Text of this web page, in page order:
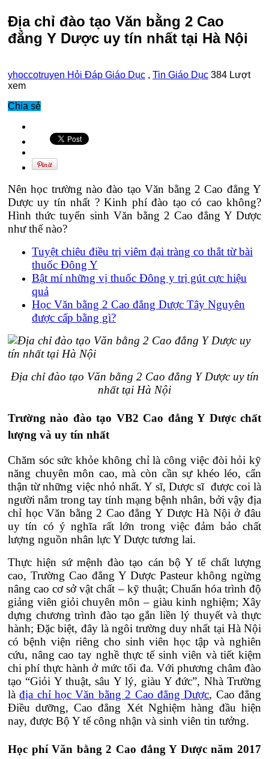
Địa chỉ đào tạo Văn bằng 2 Cao
đẳng Y Dược uy tín nhất tại Hà Nội
yhoccotruyen Hỏi Đáp Giáo Dục , Tin Giáo Dục 384 Lượt
xem
Chia sẻ
Nên học trường nào đào tạo Văn bằng 2 Cao đẳng Y
Dược uy tín nhất ? Kinh phí đào tạo có cao không?
Hình thức tuyển sinh Văn bằng 2 Cao đẳng Y Dược
như thế nào?
Tuyệt chiêu điều trị viêm đại tràng co thắt từ bài
thuốc Đông Y
Bật mí những vị thuốc Đông y trị gút cực hiệu
quả
Học Văn bằng 2 Cao đẳng Dược Tây Nguyên
được cấp bằng gì?
Địa chỉ đào tạo Văn bằng 2 Cao đẳng Y Dược uy tín
nhất tại Hà Nội
Trường nào đào tạo VB2 Cao đẳng Y Dược chất
lượng và uy tín nhất
Chăm sóc sức khỏe không chỉ là công việc đòi hỏi kỹ
năng chuyên môn cao, mà còn cần sự khéo léo, cẩn
thận từ những việc nhỏ nhất. Y sĩ, Dược sĩ được coi là
người nắm trong tay tính mạng bệnh nhân, bởi vậy địa
chỉ học Văn bằng 2 Cao đẳng Y Dược Hà Nội ở đâu
uy tín có ý nghĩa rất lớn trong việc đảm bảo chất
lượng nguồn nhân lực Y Dược tương lai.
Thực hiện sứ mệnh đào tạo cán bộ Y tế chất lượng
cao, Trường Cao đẳng Y Dược Pasteur không ngừng
nâng cao cơ sở vật chất – kỹ thuật; Chuẩn hóa trình độ
giảng viên giỏi chuyên môn – giàu kinh nghiệm; Xây
dựng chương trình đào tạo gắn liền lý thuyết và thực
hành; Đặc biệt, đây là ngôi trường duy nhất tại Hà Nội
có bệnh viện riêng cho sinh viên học tập và nghiên
cứu, nâng cao tay nghề thực tế sinh viên và tiết kiệm
chi phí thực hành ở mức tối đa. Với phương châm đào
tạo “Giỏi Y thuật, sâu Y lý, giàu Y đức”, Nhà Trường
làđịa chỉ học Văn bằng 2 Cao đẳng Dược, Cao đẳng
Điều dưỡng, Cao đẳng Xét Nghiệm hàng đầu hiện
nay, được Bộ Y tế công nhận và sinh viên tin tưởng.
Học phí Văn bằng 2 Cao đẳng Y Dược năm 2017